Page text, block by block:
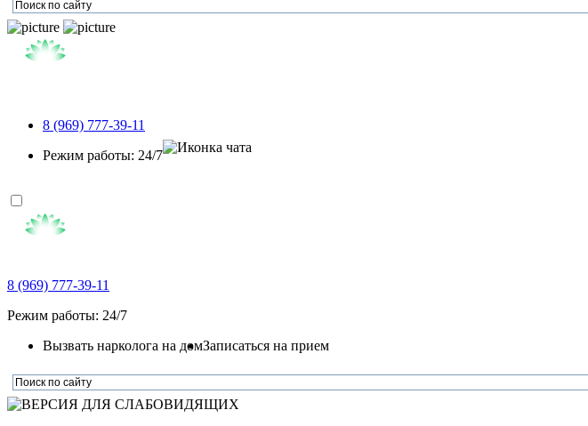
8 (969) 777-39-11
Режим работы: 24/7
8 (969) 777-39-11
Режим работы: 24/7
Вызвать нарколога на домЗаписаться на прием